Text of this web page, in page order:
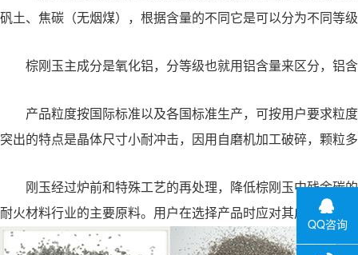
矾土、焦碳（无烟煤），根据含量的不同它是可以分为不同等
棕刚玉主成分是氧化铝，分等级也就用铝含量来区分，铝含
产品粒度按国际标准以及各国标准生产，可按用户要求粒度
突出的特点是晶体尺寸小耐冲击，因用自磨机加工破碎，颗粒
刚玉经过炉前和特殊工艺的再处理，降低棕刚玉中残余碳
耐火材料行业的主要原料。用户在选择产品时应对其成分含量
QQ咨询